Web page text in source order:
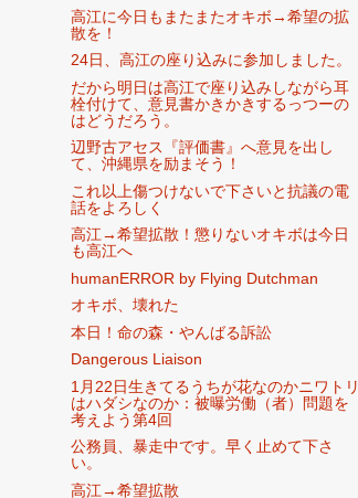
高江に今日もまたまたオキボ→希望の拡
散を！
24日、高江の座り込みに参加しました。
だから明日は高江で座り込みしながら耳
栓付けて、意見書かきかきするっつーの
はどうだろう。
辺野古アセス『評価書』へ意見を出し
て、沖縄県を励まそう！
これ以上傷つけないで下さいと抗議の電
話をよろしく
高江→希望拡散！懲りないオキボは今日
も高江へ
humanERROR by Flying Dutchman
オキボ、壊れた
本日！命の森・やんばる訴訟
Dangerous Liaison
1月22日生きてるうちが花なのかニワトリ
はハダシなのか：被曝労働（者）問題を
考えよう第4回
公務員、暴走中です。早く止めて下さ
い。
高江→希望拡散